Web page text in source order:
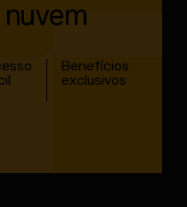
Benefícios
exclusivos